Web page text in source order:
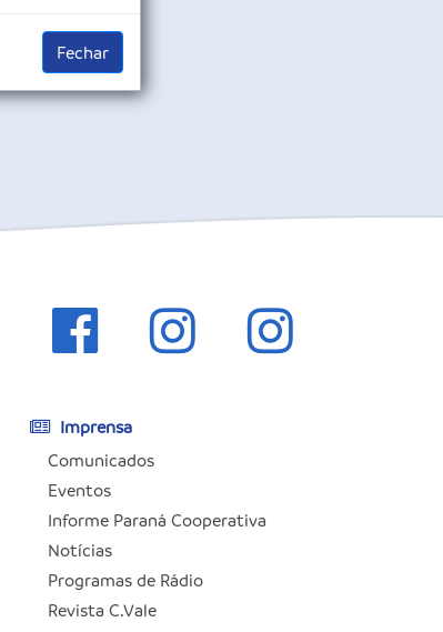
Fechar
Imprensa
Comunicados
Eventos
Informe Paraná Cooperativa
Notícias
Programas de Rádio
Revista C.Vale